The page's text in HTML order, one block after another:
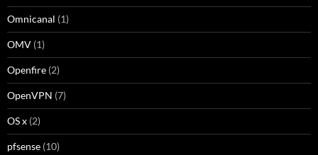
Omnicanal (1)
OMV (1)
Openfire (2)
OpenVPN (7)
OS x (2)
pfsense (10)